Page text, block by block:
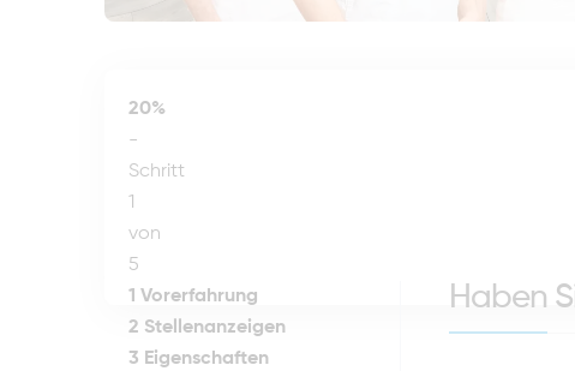
20%
-
Schritt
1
von
5
1 Vorerfahrung
2 Stellenanzeigen
3 Eigenschaften
Haben